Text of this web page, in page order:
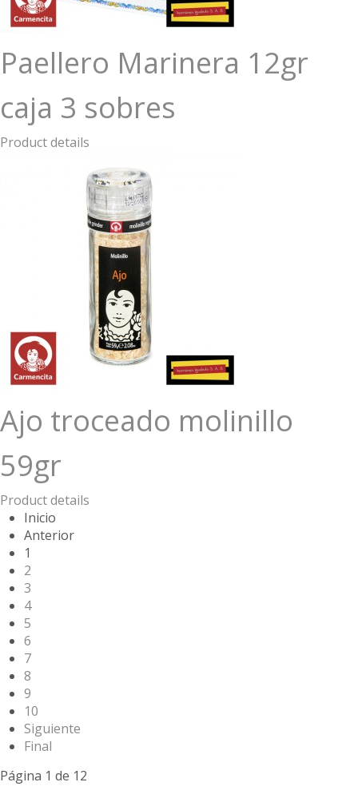
Paellero Marinera 12gr
caja 3 sobres
Product details
Ajo troceado molinillo
59gr
Product details
Inicio
Anterior
1
2
3
4
5
6
7
8
9
10
Siguiente
Final
Página 1 de 12